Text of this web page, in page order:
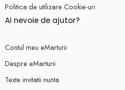
Politica de utilizare Cookie-uri
Ai nevoie de ajutor?
Contul meu eMarturii
Despre eMarturii
Texte invitatii nunta